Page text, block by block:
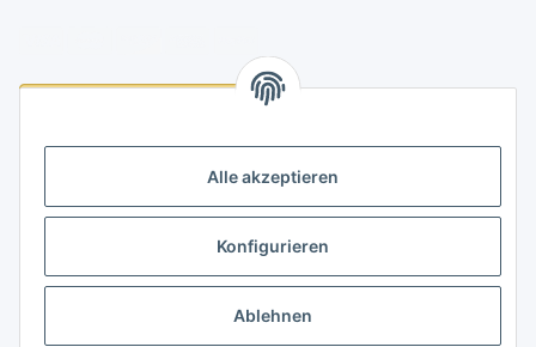
Alle akzeptieren
Konfigurieren
Ablehnen
Informationen